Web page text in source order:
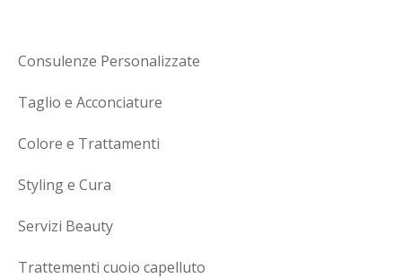
Consulenze Personalizzate
Taglio e Acconciature
Colore e Trattamenti
Styling e Cura
Servizi Beauty
Trattementi cuoio capelluto